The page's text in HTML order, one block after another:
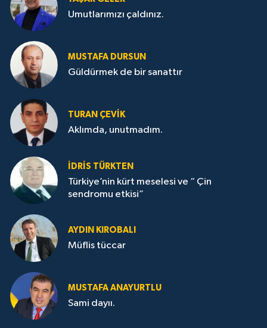
Umutlarımızı çaldınız.
MUSTAFA DURSUN
Güldürmek de bir sanattır
TURAN ÇEVİK
Aklımda, unutmadım.
İDRİS TÜRKTEN
Türkiye’nin kürt meselesi ve “ Çin
sendromu etkisi”
AYDIN KIROBALI
Müflis tüccar
MUSTAFA ANAYURTLU
Sami dayıı.